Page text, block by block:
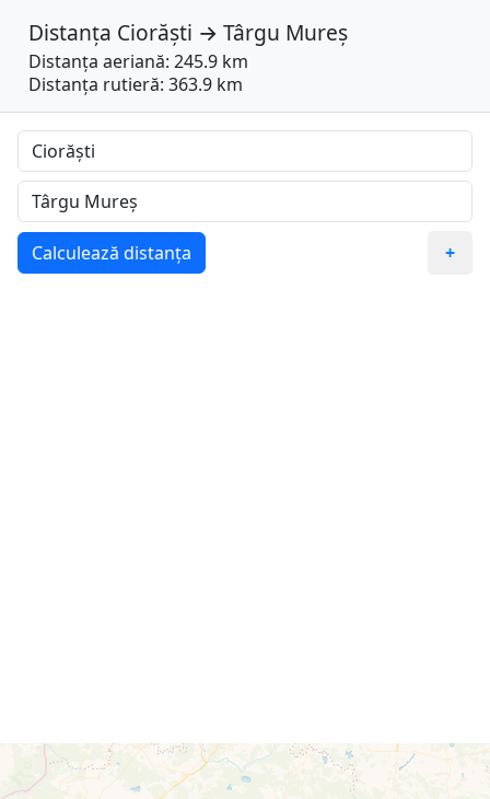
Distanța Ciorăști → Târgu Mureș
Distanța aeriană: 245.9 km
Distanța rutieră: 363.9 km
Calculează distanța +